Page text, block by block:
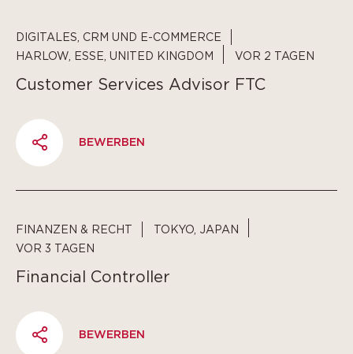
DIGITALES, CRM UND E-COMMERCE
HARLOW, ESSE, UNITED KINGDOM
VOR 2 TAGEN
Customer Services Advisor FTC
PARTAGER
BEWERBEN
FINANZEN & RECHT
TOKYO, JAPAN
VOR 3 TAGEN
Financial Controller
PARTAGER
BEWERBEN